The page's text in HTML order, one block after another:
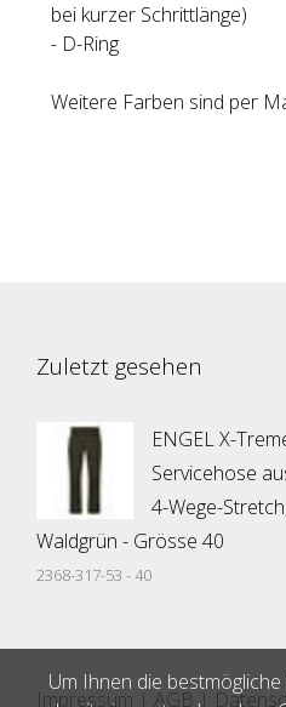
bei kurzer Schrittlänge)
- D-Ring
Weitere Farben sind per
Zuletzt gesehen
ENGEL X-
Servicehose
4-Wege-
Waldgrün - Grösse 40
2368-317-53 - 40
Impressum | AGB |
Um Ihnen die